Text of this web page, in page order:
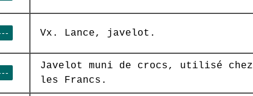
Vx. Lance, javelot.
Javelot muni de crocs, utilisé chez
les Francs.